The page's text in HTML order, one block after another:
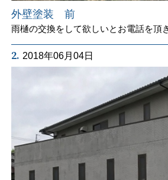
外壁塗装 前
雨樋の交換をして欲しいとお電話を頂
2. 2018年06月04日